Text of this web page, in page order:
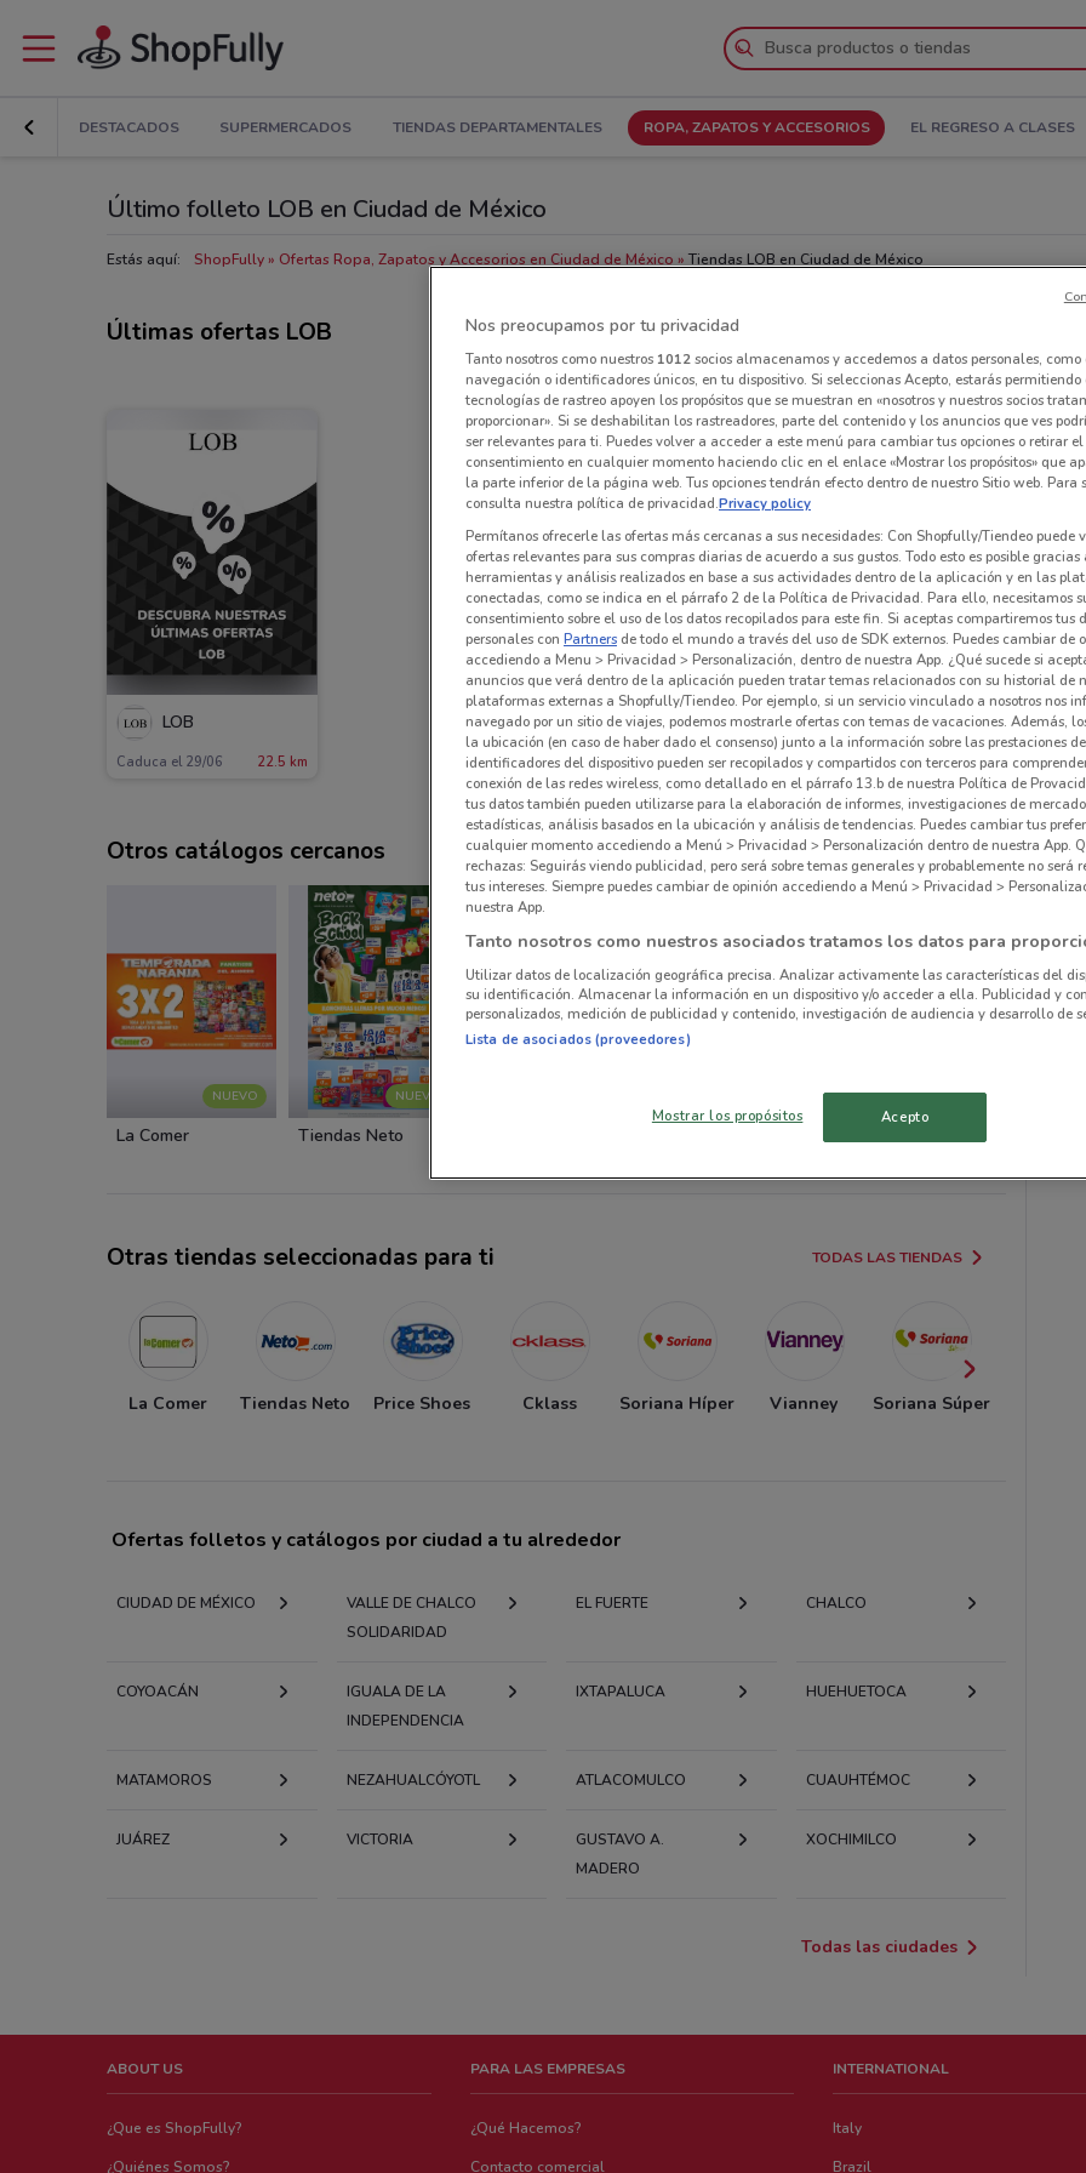
DESTACADOS SUPERMERCADOS TIENDAS DEPARTAMENTALES ROPA, ZAPATOS Y ACCESORIOS EL REGRESO A CLASES
Último folleto LOB en Ciudad de México
Estás aquí: ShopFully Ofertas Ropa, Zapatos y Accesorios en Ciudad de México Tiendas LOB en Ciudad de México
Últimas ofertas LOB
LOB
Caduca el 29/06 22.5 km
Otros catálogos cercanos
NUEVO
La Comer
NUEVO
Tiendas Neto
Otras tiendas seleccionadas para ti TODAS LAS TIENDAS
La Comer Tiendas Neto Price Shoes Cklass Soriana Híper Vianney Soriana Súper
Ofertas folletos y catálogos por ciudad a tu alrededor
CIUDAD DE MÉXICO
VALLE DE CHALCO
SOLIDARIDAD
EL FUERTE CHALCO
COYOACÁN
IGUALA DE LA
INDEPENDENCIA
IXTAPALUCA HUEHUETOCA
MATAMOROS NEZAHUALCÓYOTL ATLACOMULCO CUAUHTÉMOC
JUÁREZ VICTORIA
GUSTAVO A.
MADERO
XOCHIMILCO
Todas las ciudades
ABOUT US
¿Que es ShopFully?
¿Quiénes Somos?
PARA LAS EMPRESAS
¿Qué Hacemos?
Contacto comercial
INTERNATIONAL
Italy
Brazil
Nos preocupamos por tu privacidad
Tanto nosotros como nuestros 1012socios almacenamos y accedemos a datos personales, como
navegación o identificadores únicos, en tu dispositivo. Si seleccionas Acepto, estarás
tecnologías de rastreo apoyen los propósitos que se muestran en «nosotros y nuestros socios
proporcionar». Si se deshabilitan los rastreadores, parte del contenido y los anuncios que ves
ser relevantes para ti. Puedes volver a acceder a este menú para cambiar tus opciones o retirar el
consentimiento en cualquier momento haciendo clic en el enlace «Mostrar los propósitos» que
la parte inferior de la página web. Tus opciones tendrán efecto dentro de nuestro Sitio web. Para
consulta nuestra política de privacidad.Privacy policy
Permítanos ofrecerle las ofertas más cercanas a sus necesidades: Con Shopfully/Tiendeo puede
ofertas relevantes para sus compras diarias de acuerdo a sus gustos. Todo esto es posible gracias
herramientas y análisis realizados en base a sus actividades dentro de la aplicación y en las
conectadas, como se indica en el párrafo 2 de la Política de Privacidad. Para ello, necesitamos
consentimiento sobre el uso de los datos recopilados para este fin. Si aceptas compartiremos tus
personales con Partners de todo el mundo a través del uso de SDK externos. Puedes cambiar de
accediendo a Menu > Privacidad > Personalización, dentro de nuestra App. ¿Qué sucede si
anuncios que verá dentro de la aplicación pueden tratar temas relacionados con su historial de
plataformas externas a Shopfully/Tiendeo. Por ejemplo, si un servicio vinculado a nosotros nos
navegado por un sitio de viajes, podemos mostrarle ofertas con temas de vacaciones. Además,
la ubicación (en caso de haber dado el consenso) junto a la información sobre las prestaciones
identificadores del dispositivo pueden ser recopilados y compartidos con terceros para
conexión de las redes wireless, como detallado en el párrafo 13.b de nuestra Política de
tus datos también pueden utilizarse para la elaboración de informes, investigaciones de
estadísticas, análisis basados en la ubicación y análisis de tendencias. Puedes cambiar tus
cualquier momento accediendo a Menú > Privacidad > Personalización dentro de nuestra App.
rechazas: Seguirás viendo publicidad, pero será sobre temas generales y probablemente no será
tus intereses. Siempre puedes cambiar de opinión accediendo a Menú > Privacidad >
nuestra App.
Tanto nosotros como nuestros asociados tratamos los datos para
Utilizar datos de localización geográfica precisa. Analizar activamente las características del
su identificación. Almacenar la información en un dispositivo y/o acceder a ella. Publicidad y
personalizados, medición de publicidad y contenido, investigación de audiencia y desarrollo de
Lista de asociados (proveedores)
Mostrar los propósitos Acepto